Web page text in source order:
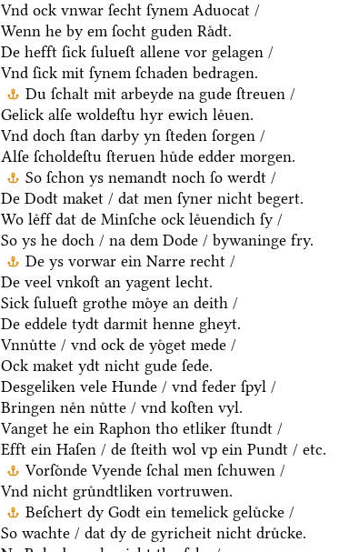
Vnd ock vnwar ſecht ſynem Aduocat /
Wenn he by em ſocht guden Raͤdt.
De hefft ſick ſulueſt allene vor gelagen /
Vnd ſick mit ſynem ſchaden bedragen.
Du ſchalt mit arbeyde na gude ſtreuen /
Gelick alſe woldeſtu hyr ewich leͤuen.
Vnd doch ſtan darby yn ſteden ſorgen /
Alſe ſcholdeſtu ſteruen huͤde edder morgen.
So ſchon ys nemandt noch ſo werdt /
De Dodt maket / dat men ſyner nicht begert.
Wo leͤff dat de Minſche ock leͤuendich ſy /
So ys he doch / na dem Dode / bywaninge fry.
De ys vorwar ein Narre recht /
De veel vnkoſt an yagent lecht.
Sick ſulueſt grothe moͤye an deith /
De eddele tydt darmit henne gheyt.
Vnnuͤtte / vnd ock de yoͤget mede /
Ock maket ydt nicht gude ſede.
Desgeliken vele Hunde / vnd feder ſpyl /
Bringen neͤn nuͤtte / vnd koſten vyl.
Vanget he ein Raphon tho etliker ſtundt /
Efft ein Haſen / de ſteith wol vp ein Pundt / etc.
Vorſoͤnde Vyende ſchal men ſchuwen /
Vnd nicht gruͤndtliken vortruwen.
Beſchert dy Godt ein temelick geluͤcke /
So wachte / dat dy de gyricheit nicht druͤcke.